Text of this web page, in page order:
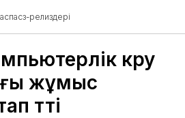
релиздері
көру
жұмыс
өтті